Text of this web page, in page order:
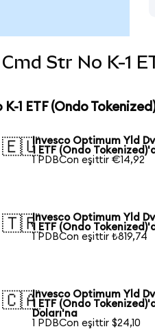
Str No K-1
1 ETF (Ondo
🇪🇺Invesco Optimum Yld
1 ETF (Ondo
1 PDBCon eşittir €14,92
🇹🇷Invesco Optimum Yld
1 ETF (Ondo
1 PDBCon eşittir ₺819,74
🇨🇦Invesco Optimum Yld
1 ETF (Ondo
Doları'na
1 PDBCon eşittir $24,10